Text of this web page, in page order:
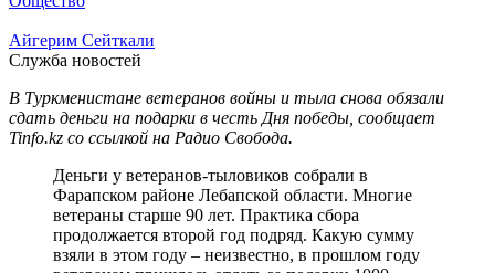
Айгерим Сейткали
Служба новостей
В Туркменистане ветеранов войны и тыла снова обязали
сдать деньги на подарки в честь Дня победы, сообщает
Tinfo.kz со ссылкой на Радио Свобода.
Деньги у ветеранов-тыловиков собрали в
Фарапском районе Лебапской области. Многие
ветераны старше 90 лет. Практика сбора
продолжается второй год подряд. Какую сумму
взяли в этом году – неизвестно, в прошлом году